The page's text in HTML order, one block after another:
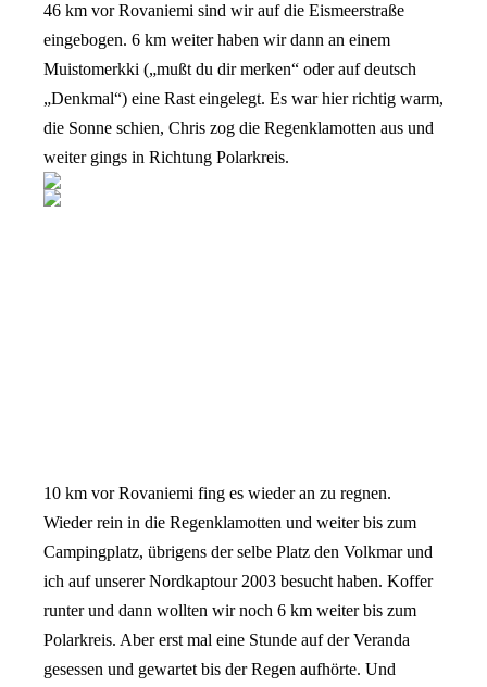
46 km vor Rovaniemi sind wir auf die Eismeerstraße
eingebogen. 6 km weiter haben wir dann an einem
Muistomerkki („mußt du dir merken“ oder auf deutsch
„Denkmal“) eine Rast eingelegt. Es war hier richtig warm,
die Sonne schien, Chris zog die Regenklamotten aus und
weiter gings in Richtung Polarkreis.
10 km vor Rovaniemi fing es wieder an zu regnen.
Wieder rein in die Regenklamotten und weiter bis zum
Campingplatz, übrigens der selbe Platz den Volkmar und
ich auf unserer Nordkaptour 2003 besucht haben. Koffer
runter und dann wollten wir noch 6 km weiter bis zum
Polarkreis. Aber erst mal eine Stunde auf der Veranda
gesessen und gewartet bis der Regen aufhörte. Und